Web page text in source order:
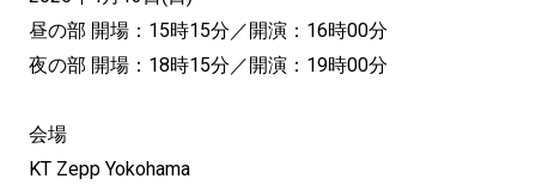
昼の部 開場：15時15分／開演：16時00分
夜の部 開場：18時15分／開演：19時00分
会場
KT Zepp Yokohama